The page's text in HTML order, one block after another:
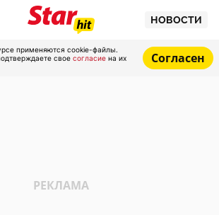
НОВОСТИ
применяются cookie-файлы.
свое согласие на их
Согласен